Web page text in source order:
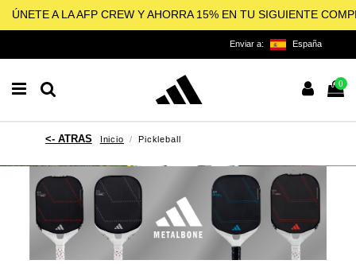
ÚNETE A LA AFP CREW Y AHORRA 15% EN TU SIGUIENTE
Enviar a: España
0
Inicio Pickleball